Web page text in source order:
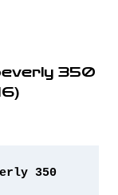
350
350